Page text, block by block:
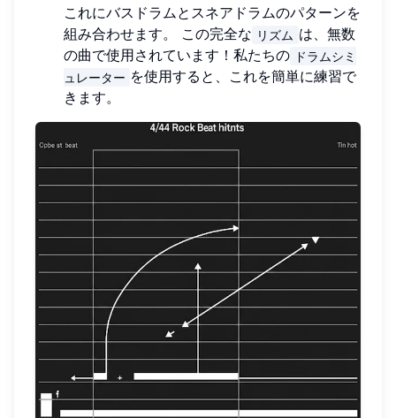
これにバスドラムとスネアドラムのパターンを
組み合わせます。 この完全な リズム は、無数
の曲で使用されています！私たちの
ドラムシミ
ュレーター を使用すると、これを簡単に練習で
きます。